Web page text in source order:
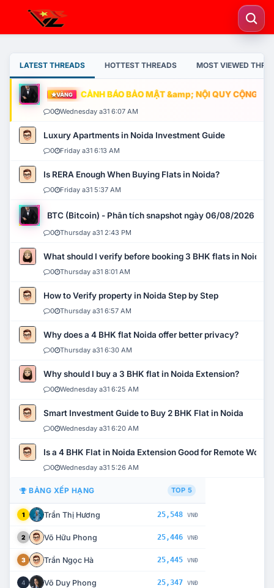
LATEST THREADS HOTTEST THREADS MOST VIEWED
VÀNG CẢNH BÁO BẢO MẬT &amp; NỘI QUY CỘNG
0 Wednesday a31 6:07 AM
Luxury Apartments in Noida Investment Guide
0 Friday a31 6:13 AM
Is RERA Enough When Buying Flats in Noida?
0 Friday a31 5:37 AM
BTC (Bitcoin) - Phân tích snapshot ngày 06/08/2026
0 Thursday a31 2:43 PM
What should I verify before booking 3 BHK flats in Noida?
0 Thursday a31 8:01 AM
How to Verify property in Noida Step by Step
0 Thursday a31 6:57 AM
Why does a 4 BHK flat Noida offer better privacy?
0 Thursday a31 6:30 AM
Why should I buy a 3 BHK flat in Noida Extension?
0 Wednesday a31 6:25 AM
Smart Investment Guide to Buy 2 BHK Flat in Noida
0 Wednesday a31 6:20 AM
Is a 4 BHK Flat in Noida Extension Good for Remote Work?
0 Wednesday a31 5:26 AM
BẢNG XẾP HẠNG TOP 5
1 Trần Thị Hương 25,548 VNĐ
2 Võ Hữu Phong 25,446 VNĐ
3 Trần Ngọc Hà 25,445 VNĐ
4 Võ Duy Phong 25,347 VNĐ